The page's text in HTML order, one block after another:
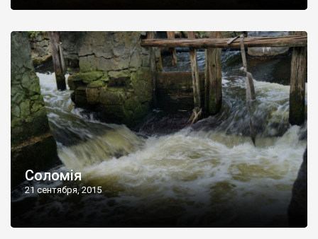
Соломія
21 сентября, 2015